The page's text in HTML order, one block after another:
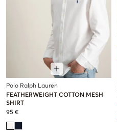
Polo Ralph Lauren
FEATHERWEIGHT COTTON MESH
SHIRT
95 €